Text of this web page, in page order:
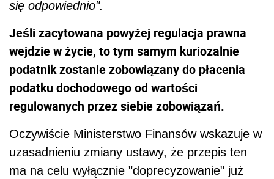
się odpowiednio".
Jeśli zacytowana powyżej regulacja prawna
wejdzie w życie, to tym samym kuriozalnie
podatnik zostanie zobowiązany do płacenia
podatku dochodowego od wartości
regulowanych przez siebie zobowiązań.
Oczywiście Ministerstwo Finansów wskazuje w
uzasadnieniu zmiany ustawy, że przepis ten
ma na celu wyłącznie "doprecyzowanie" już